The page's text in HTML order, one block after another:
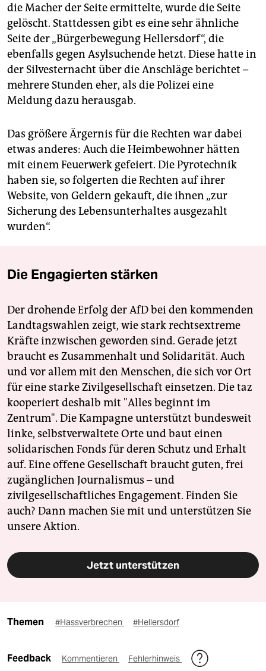
die Macher der Seite ermittelte, wurde die Seite
gelöscht. Stattdessen gibt es eine sehr ähnliche
Seite der „Bürgerbewegung Hellersdorf“, die
ebenfalls gegen Asylsuchende hetzt. Diese hatte in
der Silvesternacht über die Anschläge berichtet –
mehrere Stunden eher, als die Polizei eine
Meldung dazu herausgab.
Das größere Ärgernis für die Rechten war dabei
etwas anderes: Auch die Heimbewohner hätten
mit einem Feuerwerk gefeiert. Die Pyrotechnik
haben sie, so folgerten die Rechten auf ihrer
Website, von Geldern gekauft, die ihnen „zur
Sicherung des Lebensunterhaltes ausgezahlt
wurden“.
Die Engagierten stärken
Der drohende Erfolg der AfD bei den kommenden
Landtagswahlen zeigt, wie stark rechtsextreme
Kräfte inzwischen geworden sind. Gerade jetzt
braucht es Zusammenhalt und Solidarität. Auch
und vor allem mit den Menschen, die sich vor Ort
für eine starke Zivilgesellschaft einsetzen. Die taz
kooperiert deshalb mit "Alles beginnt im
Zentrum". Die Kampagne unterstützt bundesweit
linke, selbstverwaltete Orte und baut einen
solidarischen Fonds für deren Schutz und Erhalt
auf. Eine offene Gesellschaft braucht guten, frei
zugänglichen Journalismus – und
zivilgesellschaftliches Engagement. Finden Sie
auch? Dann machen Sie mit und unterstützen Sie
unsere Aktion.
Jetzt unterstützen
Themen #Hassverbrechen #Hellersdorf
Feedback Kommentieren Fehlerhinweis